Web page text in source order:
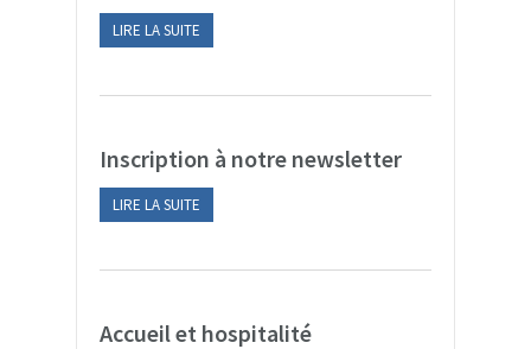
LIRE LA SUITE
Inscription à notre newsletter
LIRE LA SUITE
Accueil et hospitalité